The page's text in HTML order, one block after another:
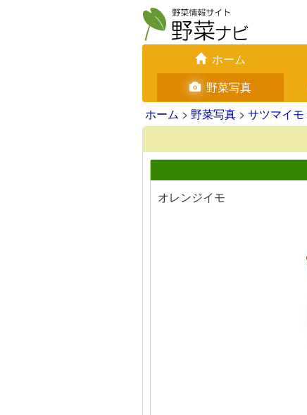
ホーム
野菜写真
ホーム > 野菜写真 > サツマイモ
オレンジイモ